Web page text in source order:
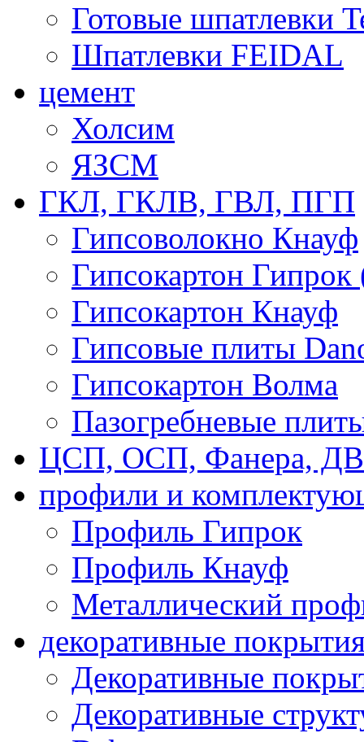
Готовые шпатлевки
Шпатлевки FEIDAL
цемент
Холсим
ЯЗCМ
ГКЛ, ГКЛВ, ГВЛ, ПГП
Гипсоволокно Кнауф
Гипсокартон Гипрок
Гипсокартон Кнауф
Гипсовые плиты
Гипсокартон Волма
Пазогребневые
ЦСП, ОСП, Фанера,
профили и
Профиль Гипрок
Профиль Кнауф
Металлический
декоративные
Декоративные
Декоративные